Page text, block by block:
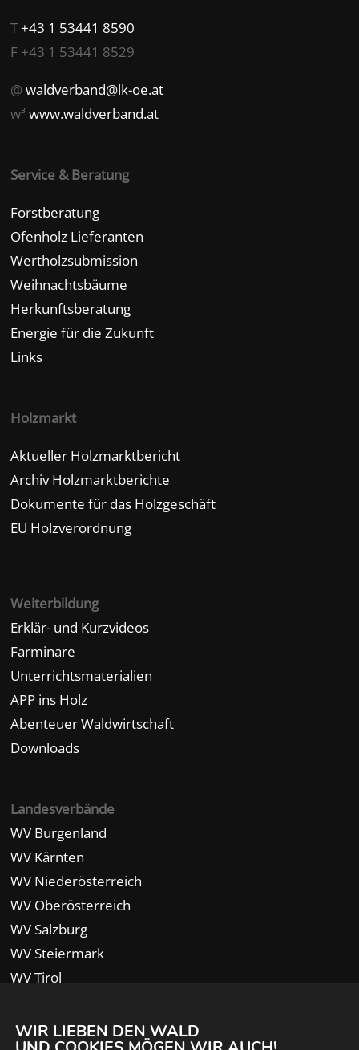
T+43 1 53441 8590
F +43 1 53441 8529
@waldverband@lk-oe.at
w³www.waldverband.at
Service & Beratung
Forstberatung
Ofenholz Lieferanten
Wertholzsubmission
Weihnachtsbäume
Herkunftsberatung
Energie für die Zukunft
Links
Holzmarkt
Aktueller Holzmarktbericht
Archiv Holzmarktberichte
Dokumente für das Holzgeschäft
EU Holzverordnung
Weiterbildung
Erklär- und Kurzvideos
Farminare
Unterrichtsmaterialien
APP ins Holz
Abenteuer Waldwirtschaft
Downloads
Landesverbände
WV Burgenland
WV Kärnten
WV Niederösterreich
WV Oberösterreich
WV Salzburg
WV Steiermark
WV Tirol
WIR LIEBEN DEN WALD